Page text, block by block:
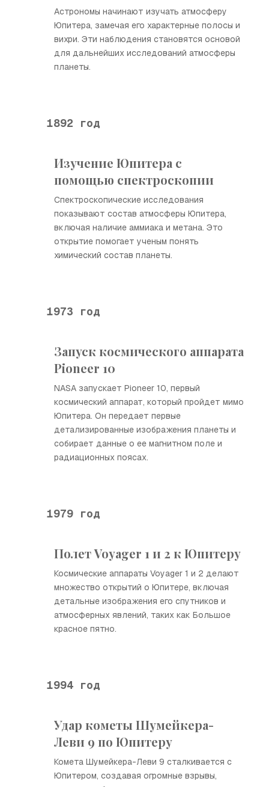
Астрономы начинают изучать атмосферу
Юпитера, замечая его характерные полосы и
вихри. Эти наблюдения становятся основой
для дальнейших исследований атмосферы
планеты.
1892 год
Изучение Юпитера с
помощью спектроскопии
Спектроскопические исследования
показывают состав атмосферы Юпитера,
включая наличие аммиака и метана. Это
открытие помогает ученым понять
химический состав планеты.
1973 год
Запуск космического аппарата
Pioneer 10
NASA запускает Pioneer 10, первый
космический аппарат, который пройдет мимо
Юпитера. Он передает первые
детализированные изображения планеты и
собирает данные о ее магнитном поле и
радиационных поясах.
1979 год
Полет Voyager 1 и 2 к Юпитеру
Космические аппараты Voyager 1 и 2 делают
множество открытий о Юпитере, включая
детальные изображения его спутников и
атмосферных явлений, таких как Большое
красное пятно.
1994 год
Удар кометы Шумейкера-
Леви 9 по Юпитеру
Комета Шумейкера-Леви 9 сталкивается с
Юпитером, создавая огромные взрывы,